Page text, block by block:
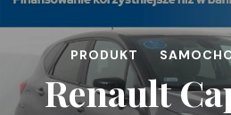
PRODUKT
Renault